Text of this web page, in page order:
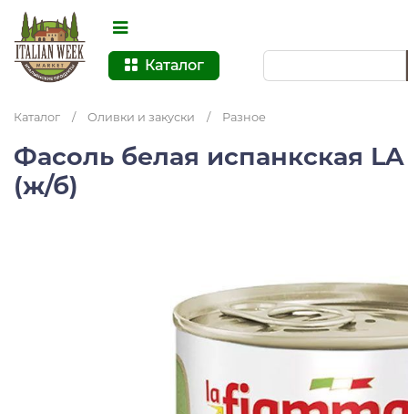
Каталог
Каталог / Оливки и закуски / Разное
Фасоль белая испанкская
(ж/б)